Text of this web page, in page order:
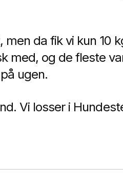
da fik vi kun 10
med, og de fleste
ugen.
Vi losser i